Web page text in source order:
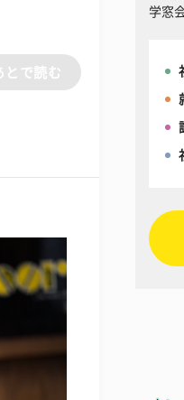
とで読む
学窓